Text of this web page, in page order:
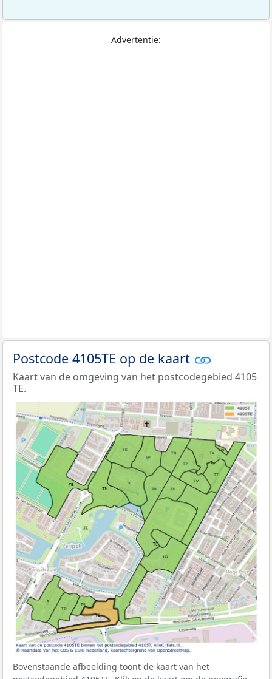
Advertentie:
Postcode 4105TE op de kaart
Kaart van de omgeving van het postcodegebied 4105
TE.
Bovenstaande afbeelding toont de kaart van het